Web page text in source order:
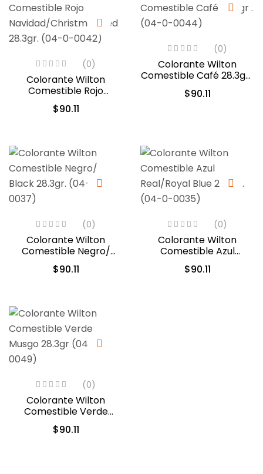
(0)
Colorante Wilton
Comestible Rojo
Navidad/Christmas Red
28.3gr. (04-0-0042)
$90.11
(0)
Colorante Wilton
Comestible Café 28.3gr .
(04-0-0044)
$90.11
(0)
Colorante Wilton
Comestible Negro/
Black 28.3gr. (04-0-
0037)
$90.11
(0)
Colorante Wilton
Comestible Azul
Real/Royal Blue 28.3gr.
(04-0-0035)
$90.11
(0)
Colorante Wilton
Comestible Verde
Musgo 28.3gr (04-0-
0049)
$90.11